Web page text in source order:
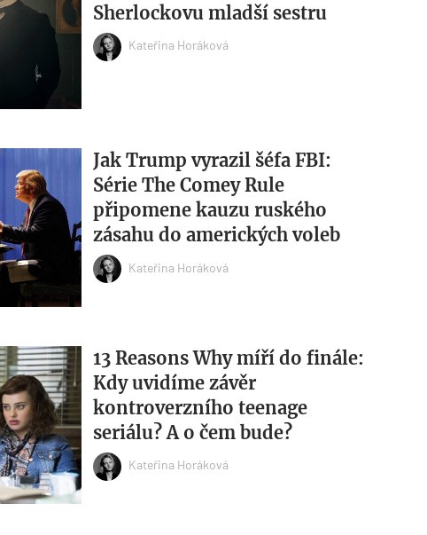
Sherlockovu mladší sestru
Kateřina Horáková
Jak Trump vyrazil šéfa FBI:
Série The Comey Rule
připomene kauzu ruského
zásahu do amerických voleb
Kateřina Horáková
13 Reasons Why míří do finále:
Kdy uvidíme závěr
kontroverzního teenage
seriálu? A o čem bude?
Kateřina Horáková